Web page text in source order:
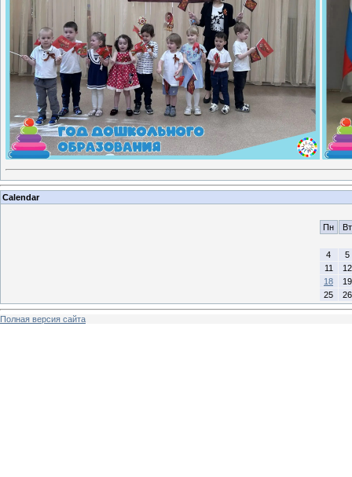
Calendar
Пн Вт
4
5
11
12
18
19
25
26
Полная версия сайта